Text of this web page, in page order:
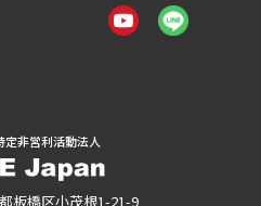
定非営利活動法人
板橋区小茂根1-21-9